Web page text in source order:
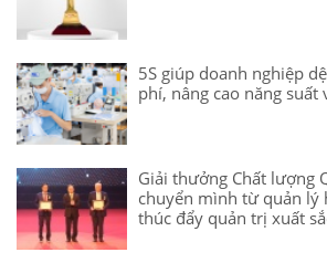
5S giúp doanh nghiệp
phí, nâng cao năng suất
Giải thưởng Chất lượng
chuyển mình từ quản lý
thúc đẩy quản trị xuất